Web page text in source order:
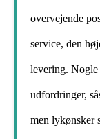
overvejende
service, den
levering.
udfordringer,
men lykønsker